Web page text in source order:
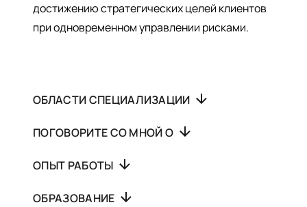
достижению стратегических целей клиентов
при одновременном управлении рисками.
ОБЛАСТИ СПЕЦИАЛИЗАЦИИ
ПОГОВОРИТЕ СО МНОЙ О
ОПЫТ РАБОТЫ
ОБРАЗОВАНИЕ